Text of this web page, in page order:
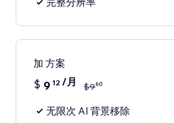
加 方案
$ 9 12/月 $960
无限次 AI 背景移除